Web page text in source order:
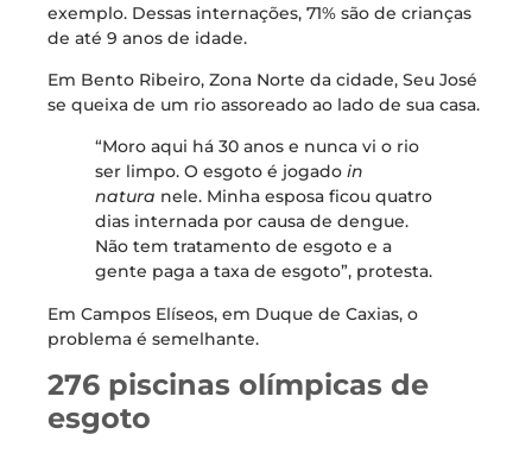
exemplo. Dessas internações, 71% são de crianças
de até 9 anos de idade.
Em Bento Ribeiro, Zona Norte da cidade, Seu José
se queixa de um rio assoreado ao lado de sua casa.
“Moro aqui há 30 anos e nunca vi o rio
ser limpo. O esgoto é jogado in
natura nele. Minha esposa ficou quatro
dias internada por causa de dengue.
Não tem tratamento de esgoto e a
gente paga a taxa de esgoto”, protesta.
Em Campos Elíseos, em Duque de Caxias, o
problema é semelhante.
276 piscinas olímpicas de
esgoto